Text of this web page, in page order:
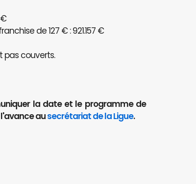
de 127 € : 921.157 €
pas couverts.
la date et le programme de
ausecrétariat de la Ligue.